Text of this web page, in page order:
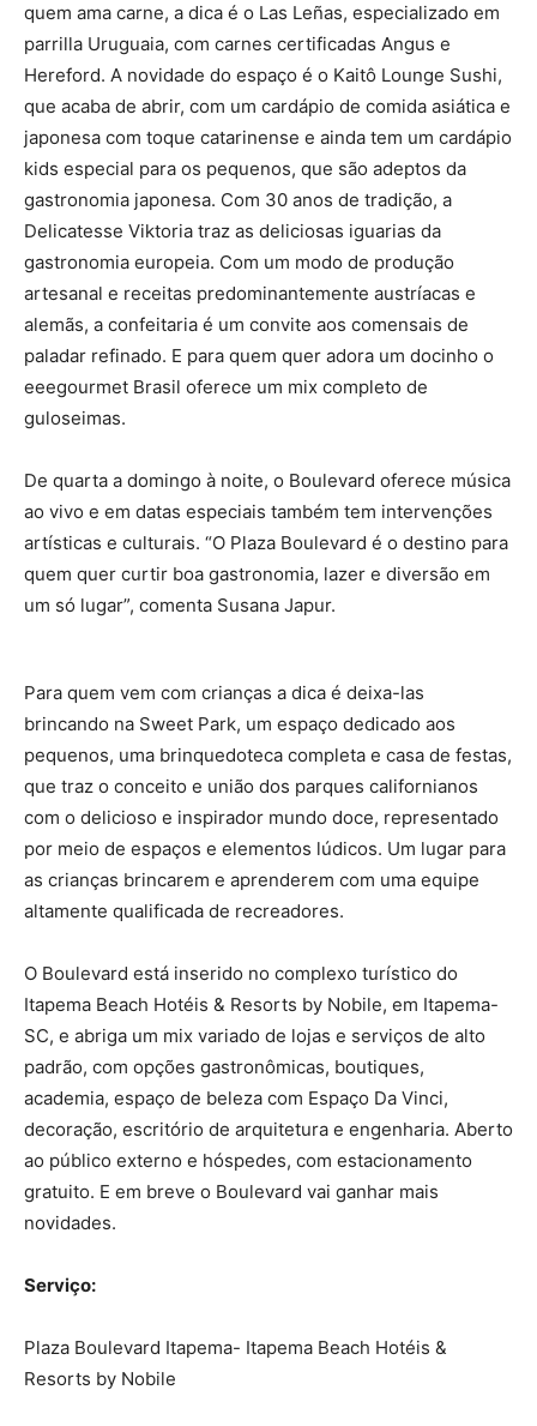
quem ama carne, a dica é o Las Leñas, especializado em
parrilla Uruguaia, com carnes certificadas Angus e
Hereford. A novidade do espaço é o Kaitô Lounge Sushi,
que acaba de abrir, com um cardápio de comida asiática e
japonesa com toque catarinense e ainda tem um cardápio
kids especial para os pequenos, que são adeptos da
gastronomia japonesa. Com 30 anos de tradição, a
Delicatesse Viktoria traz as deliciosas iguarias da
gastronomia europeia. Com um modo de produção
artesanal e receitas predominantemente austríacas e
alemãs, a confeitaria é um convite aos comensais de
paladar refinado. E para quem quer adora um docinho o
eeegourmet Brasil oferece um mix completo de
guloseimas.
De quarta a domingo à noite, o Boulevard oferece música
ao vivo e em datas especiais também tem intervenções
artísticas e culturais. “O Plaza Boulevard é o destino para
quem quer curtir boa gastronomia, lazer e diversão em
um só lugar”, comenta Susana Japur.
Para quem vem com crianças a dica é deixa-las
brincando na Sweet Park, um espaço dedicado aos
pequenos, uma brinquedoteca completa e casa de festas,
que traz o conceito e união dos parques californianos
com o delicioso e inspirador mundo doce, representado
por meio de espaços e elementos lúdicos. Um lugar para
as crianças brincarem e aprenderem com uma equipe
altamente qualificada de recreadores.
O Boulevard está inserido no complexo turístico do
Itapema Beach Hotéis & Resorts by Nobile, em Itapema-
SC, e abriga um mix variado de lojas e serviços de alto
padrão, com opções gastronômicas, boutiques,
academia, espaço de beleza com Espaço Da Vinci,
decoração, escritório de arquitetura e engenharia. Aberto
ao público externo e hóspedes, com estacionamento
gratuito. E em breve o Boulevard vai ganhar mais
novidades.
Serviço:
Plaza Boulevard Itapema- Itapema Beach Hotéis &
Resorts by Nobile